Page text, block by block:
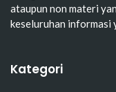
ataupun non materi
keseluruhan informasi
Kategori